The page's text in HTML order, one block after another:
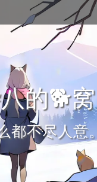
的🐕窝
都不尽人意。